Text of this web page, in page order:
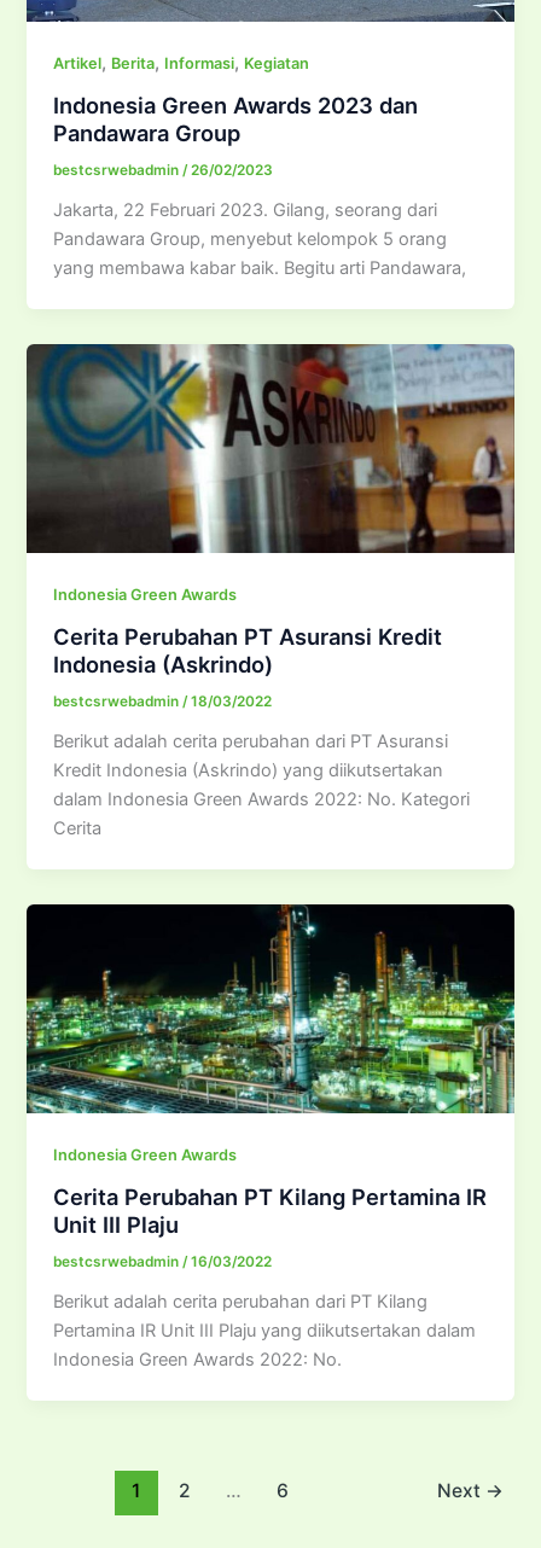
Artikel, Berita, Informasi, Kegiatan
Indonesia Green Awards 2023 dan
Pandawara Group
bestcsrwebadmin/26/02/2023
Jakarta, 22 Februari 2023. Gilang, seorang dari
Pandawara Group, menyebut kelompok 5 orang
yang membawa kabar baik. Begitu arti Pandawara,
Indonesia Green Awards
Cerita Perubahan PT Asuransi Kredit
Indonesia (Askrindo)
bestcsrwebadmin/18/03/2022
Berikut adalah cerita perubahan dari PT Asuransi
Kredit Indonesia (Askrindo) yang diikutsertakan
dalam Indonesia Green Awards 2022: No. Kategori
Cerita
Indonesia Green Awards
Cerita Perubahan PT Kilang Pertamina IR
Unit III Plaju
bestcsrwebadmin/16/03/2022
Berikut adalah cerita perubahan dari PT Kilang
Pertamina IR Unit III Plaju yang diikutsertakan dalam
Indonesia Green Awards 2022: No.
1 2 … 6 Next →